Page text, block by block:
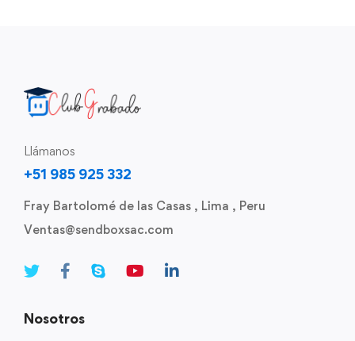
Llámanos
+51 985 925 332
Fray Bartolomé de las Casas , Lima , Peru
Ventas@sendboxsac.com
Nosotros